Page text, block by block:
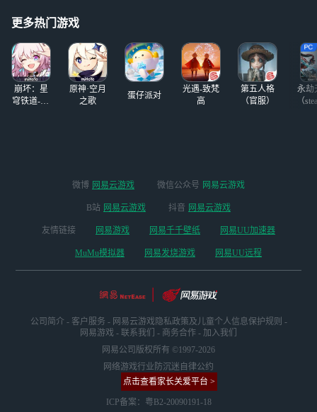
夸我，但你问这
刑事案件娱乐化！
你这简直就是在摩
擦我们所以女玩家
的
更多热门游戏
崩坏：星
穹铁道-4.4
原神·空月
之歌
蛋仔派对
光遇-致梵
高
第五人格
（官服）
永劫
（
微博 网易云游戏 微信公众号 网易云游戏
B站 网易云游戏 抖音 网易云游戏
友情链接 网易游戏 网易千千壁纸 网易UU加速器
MuMu模拟器 网易发烧游戏 网易UU远程
公司简介 - 客户服务 - 网易云游戏隐私政策及儿童个人信息保护规则 -
网易游戏 - 联系我们 - 商务合作 - 加入我们
网易公司版权所有 ©1997-2026
网络游戏行业防沉迷自律公约
点击查看家长关爱平台 >
ICP备案：粤B2-20090191-18